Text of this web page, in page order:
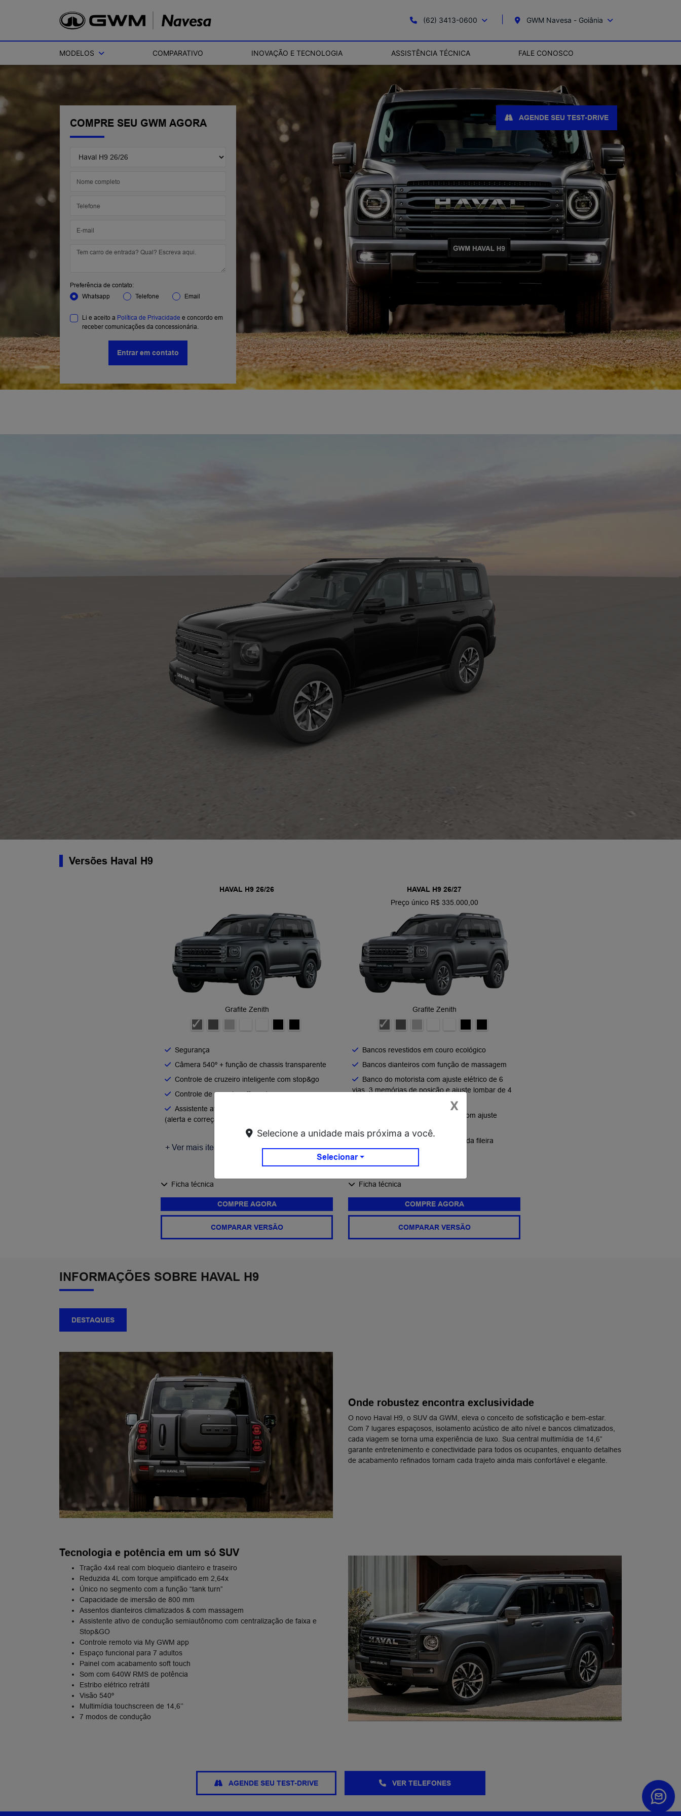
(62) 3413-0600 GWM Navesa - Goiânia
MODELOS COMPARATIVO INOVAÇÃO E TECNOLOGIA ASSISTÊNCIA TÉCNICA FALE CONOSCO
COMPRE SEU GWM AGORA
Preferência de contato:
Whatsapp
Telefone Email
Li e aceito a Política de Privacidade e concordo em
receber comunicações da concessionária.
Entrar em contato
AGENDE SEU TEST-DRIVE
Versões Haval H9
HAVAL H9 26/26
Grafite Zenith
Segurança
Câmera 540º + função de chassis transparente
Controle de cruzeiro inteligente com stop&go
Controle de cruzeiro off-road
Assistente ativo de permanência em faixa
(alerta e correção)
+ Ver mais itens de série
Ficha técnica
COMPRE AGORA
COMPARAR VERSÃO
HAVAL H9 26/27
Preço único R$ 335.000,00
Grafite Zenith
Bancos revestidos em couro ecológico
Bancos dianteiros com função de massagem
Banco do motorista com ajuste elétrico de 6
vias, 3 memórias de posição e ajuste lombar de 4
Banco do passageiro dianteiro com ajuste
Ventilação nos bancos da segunda fileira
+ Ver mais itens de série
Ficha técnica
COMPRE AGORA
COMPARAR VERSÃO
INFORMAÇÕES SOBRE HAVAL H9
DESTAQUES
Onde robustez encontra exclusividade
O novo Haval H9, o SUV da GWM, eleva o conceito de sofisticação e bem-estar.
Com 7 lugares espaçosos, isolamento acústico de alto nível e bancos climatizados,
cada viagem se torna uma experiência de luxo. Sua central multimídia de 14,6”
garante entretenimento e conectividade para todos os ocupantes, enquanto detalhes
de acabamento refinados tornam cada trajeto ainda mais confortável e elegante.
Tecnologia e potência em um só SUV
Tração 4x4 real com bloqueio dianteiro e traseiro​
Reduzida 4L com torque​ amplificado em 2,64x​​
Único no segmento​ com a função “tank turn”
Capacidade de imersão de​ 800 mm
Assentos dianteiros​ climatizados & com​ massagem​
Assistente ativo de condução semiautônomo com centralização de faixa e
Stop&GO
Controle remoto​ via My GWM app​
Espaço funcional para 7 adultos​
Painel com acabamento soft touch​
Som com 640W RMS de potência
Estribo elétrico retrátil
Visão 540º
Multimídia touchscreen de 14,6’’
7 modos de condução
VER TELEFONES
AGENDE SEU TEST-DRIVE
X
Selecione a unidade mais próxima a você.
Selecionar